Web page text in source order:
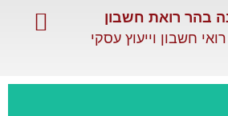
בהר רואת חשבון
חשבון וייעוץ עסקי